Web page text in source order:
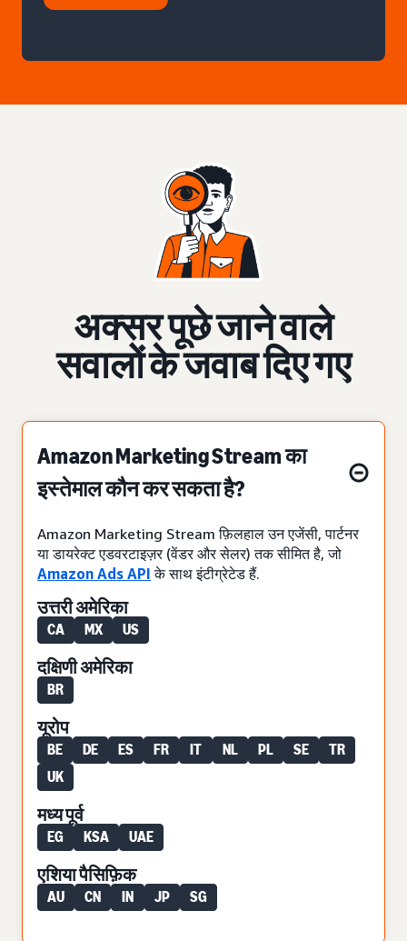
अक्सर पूछे जाने वाले
सवालों के जवाब दिए गए
Amazon Marketing Stream का
इस्तेमाल कौन कर सकता है?
Amazon Marketing Stream फ़िलहाल उन एजेंसी, पार्टनर
या डायरेक्ट एडवरटाइज़र (वेंडर और सेलर) तक सीमित है, जो
Amazon Ads API के साथ इंटीग्रेटेड हैं.
उत्तरी अमेरिका
CA MX US
दक्षिणी अमेरिका
BR
यूरोप
BE DE ES FR IT NL PL SE
TR
UK
मध्य पूर्व
EG KSA UAE
एशिया पैसिफ़िक
AU CN IN JP SG